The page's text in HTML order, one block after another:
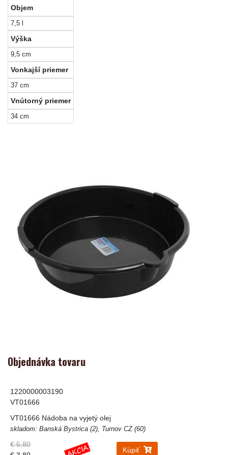
Objem
7,5 l
Výška
9,5 cm
Vonkajší priemer
37 cm
Vnútorný priemer
34 cm
Objednávka tovaru
1220000003190
VT01666
VT01666 Nádoba na vyjetý olej
skladom: Banská Bystrica (2), Turnov CZ (60)
€ 5,80
Kúpiť